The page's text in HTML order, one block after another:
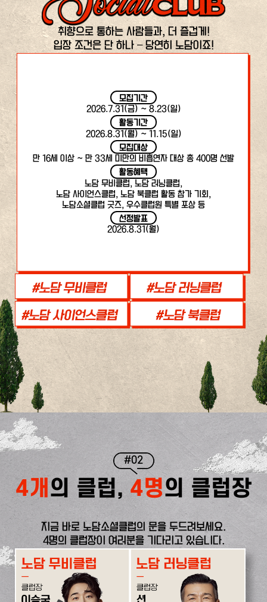
취향으로 통하는 사람들과, 더 즐겁게!
입장 조건은 단 하나 – 당연히 노담이죠!
모집기간
2026.7.31(금) ~ 8.23(일)
활동기간
2026.8.31(월) ~ 11.15(일)
모집대상
만 16세 이상 ~ 만 33세 미만의 비흡연자 대상 총 400명 선발
활동혜택
노담 무비클럽, 노담 러닝클럽,
노담 사이언스클럽, 노담 북클럽 활동 참가 기회,
노담소셜클럽 굿즈, 우수클럽원 특별 포상 등
선정발표
2026.8.31(월)
#02
4개 의 클럽, 4명의 클럽장
지금 바로 노담소셜클럽의 문을 두드려보세요.
4명의 클럽장이 여러분을 기다리고 있습니다.